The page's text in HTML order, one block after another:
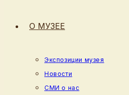
О МУЗЕЕ
Экспозиции музея
Новости
СМИ о нас